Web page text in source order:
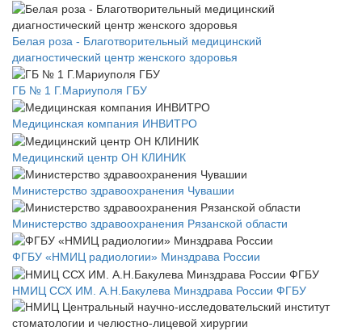
Белая роза - Благотворительный медицинский
диагностический центр женского здоровья
ГБ № 1 Г.Мариуполя ГБУ
Медицинская компания ИНВИТРО
Медицинский центр ОН КЛИНИК
Министерство здравоохранения Чувашии
Министерство здравоохранения Рязанской области
ФГБУ «НМИЦ радиологии» Минздрава России
НМИЦ ССХ ИМ. А.Н.Бакулева Минздрава России ФГБУ